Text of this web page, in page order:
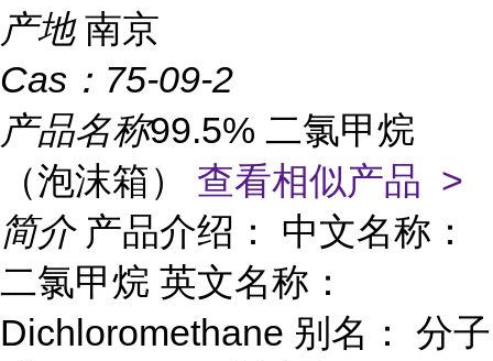
产地 南京
Cas： 75-09-2
产品名称99.5% 二氯甲烷
（泡沫箱） 查看相似产品 >
简介 产品介绍： 中文名称：
二氯甲烷 英文名称：
Dichloromethane 别名： 分子